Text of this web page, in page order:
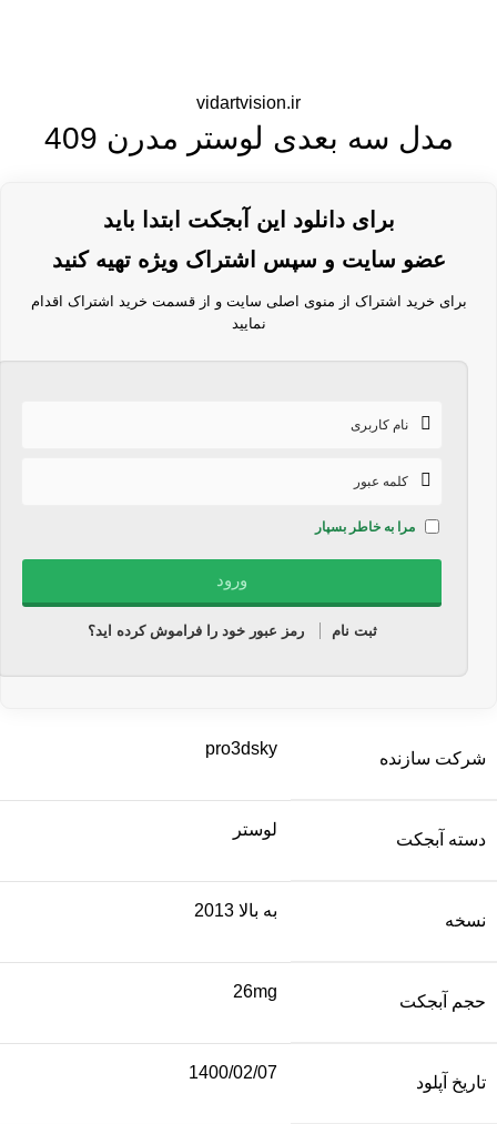
vidartvision.ir
مدل سه بعدی لوستر مدرن 409
برای دانلود این آبجکت ابتدا باید
عضو سایت و سپس اشتراک ویژه تهیه کنید
برای خرید اشتراک از منوی اصلی سایت و از قسمت خرید اشتراک اقدام
نمایید
مرا به خاطر بسپار
ثبت نام رمز عبور خود را فراموش کرده اید؟
شرکت سازنده
pro3dsky
دسته آبجکت
لوستر
نسخه
به بالا 2013
حجم آبجکت
26mg
تاریخ آپلود
1400/02/07